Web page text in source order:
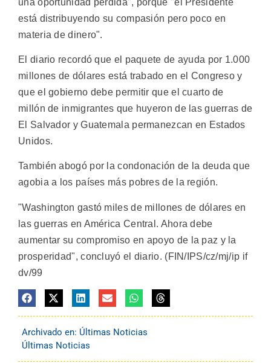
está distribuyendo su compasión pero poco en
materia de dinero".
El diario recordó que el paquete de ayuda por 1.000
millones de dólares está trabado en el Congreso y
que el gobierno debe permitir que el cuarto de
millón de inmigrantes que huyeron de las guerras de
El Salvador y Guatemala permanezcan en Estados
Unidos.
También abogó por la condonación de la deuda que
agobia a los países más pobres de la región.
"Washington gastó miles de millones de dólares en
las guerras en América Central. Ahora debe
aumentar su compromiso en apoyo de la paz y la
prosperidad", concluyó el diario. (FIN/IPS/cz/mj/ip if
dv/99
Archivado en: Últimas Noticias
Últimas Noticias